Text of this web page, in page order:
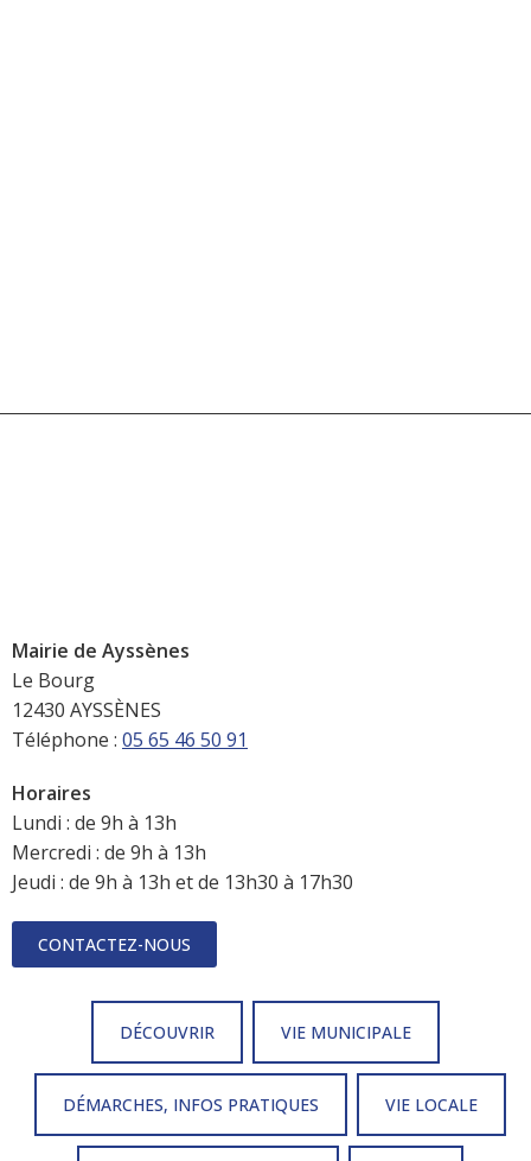
Mairie de Ayssènes
Le Bourg
12430 AYSSÈNES
Téléphone : 05 65 46 50 91
Horaires
Lundi : de 9h à 13h
Mercredi : de 9h à 13h
Jeudi : de 9h à 13h et de 13h30 à 17h30
CONTACTEZ-NOUS
DÉCOUVRIR VIE MUNICIPALE
DÉMARCHES, INFOS PRATIQUES VIE LOCALE